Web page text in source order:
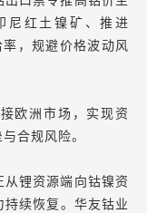
尼红土镍矿、推进
，规避价格波动风
欧洲市场，实现资
合规风险。
锂资源端向钴镍资
续恢复。华友钴业